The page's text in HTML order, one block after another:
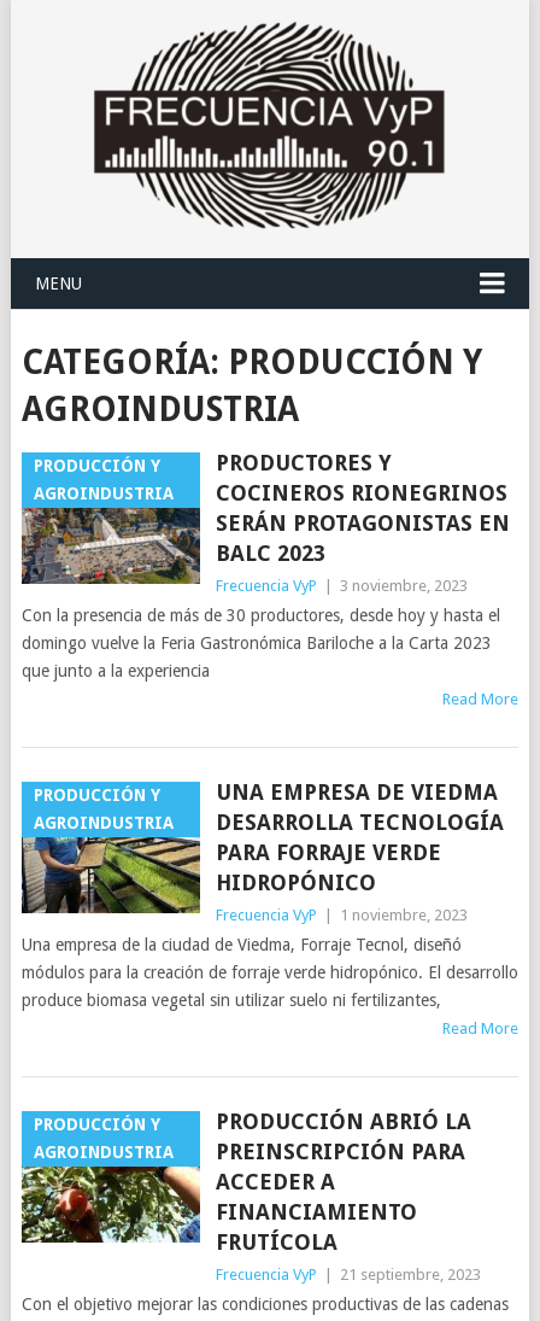
MENU
CATEGORÍA: PRODUCCIÓN Y
AGROINDUSTRIA
PRODUCCIÓN Y
AGROINDUSTRIA
PRODUCTORES Y
COCINEROS RIONEGRINOS
SERÁN PROTAGONISTAS EN
BALC 2023
Frecuencia VyP 3 noviembre, 2023
Con la presencia de más de 30 productores, desde hoy y hasta el
domingo vuelve la Feria Gastronómica Bariloche a la Carta 2023
que junto a la experiencia
Read More
PRODUCCIÓN Y
AGROINDUSTRIA
UNA EMPRESA DE VIEDMA
DESARROLLA TECNOLOGÍA
PARA FORRAJE VERDE
HIDROPÓNICO
Frecuencia VyP 1 noviembre, 2023
Una empresa de la ciudad de Viedma, Forraje Tecnol, diseñó
módulos para la creación de forraje verde hidropónico. El desarrollo
produce biomasa vegetal sin utilizar suelo ni fertilizantes,
Read More
PRODUCCIÓN Y
AGROINDUSTRIA
PRODUCCIÓN ABRIÓ LA
PREINSCRIPCIÓN PARA
ACCEDER A
FINANCIAMIENTO
FRUTÍCOLA
Frecuencia VyP 21 septiembre, 2023
Con el objetivo mejorar las condiciones productivas de las cadenas